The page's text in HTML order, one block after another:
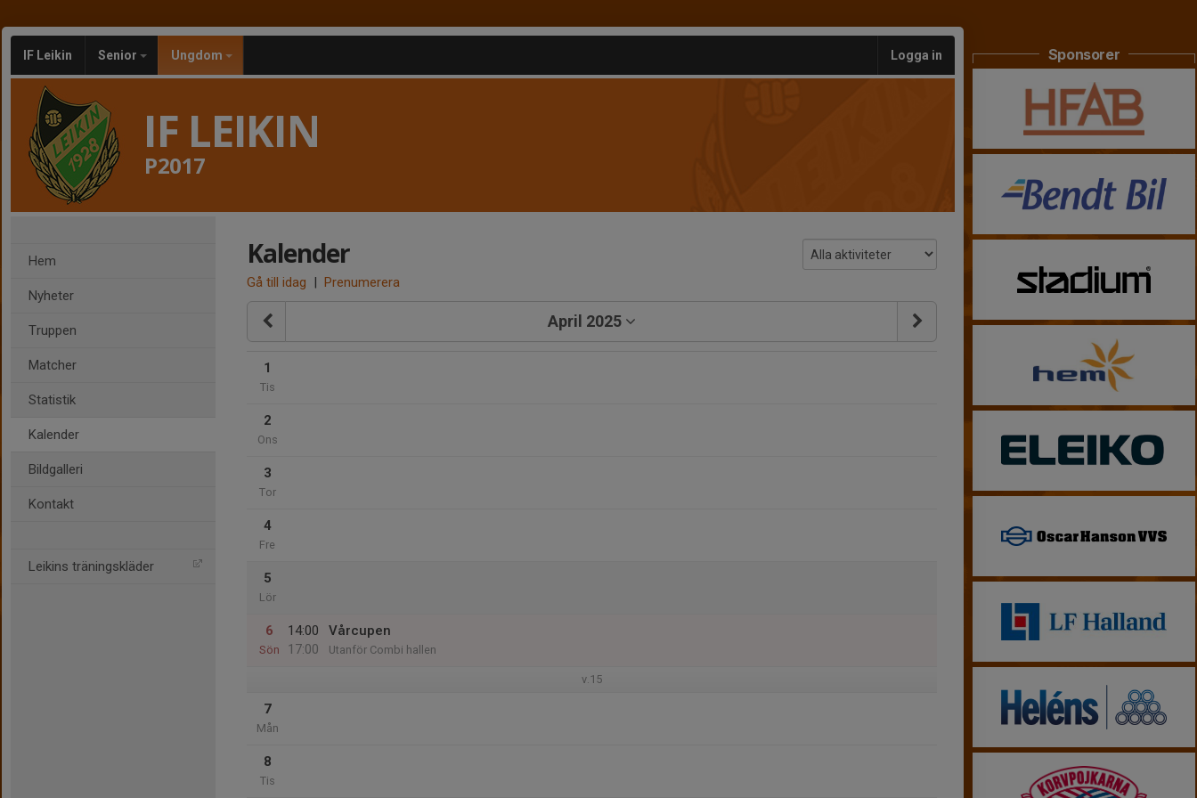
IF Leikin Senior Ungdom Logga in
IF LEIKIN
P2017
Hem
Nyheter
Truppen
Matcher
Statistik
Kalender
Bildgalleri
Kontakt
Leikins träningskläder
Kalender
Gå till idag | Prenumerera
April 2025
1
Tis
2
Ons
3
Tor
4
Fre
5
Lör
6
Sön
14:00
17:00
Vårcupen
Utanför Combi hallen
v.15
7
Mån
8
Tis
Sponsorer